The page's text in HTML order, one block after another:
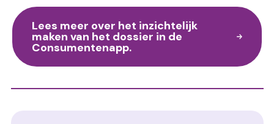
Lees meer over het inzichtelijk
maken van het dossier in de
Consumentenapp.